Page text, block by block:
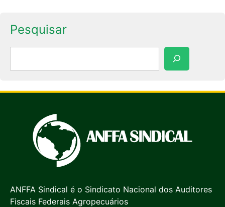
Pesquisar
ANFFA Sindical é o Sindicato Nacional dos Auditores
Fiscais Federais Agropecuários